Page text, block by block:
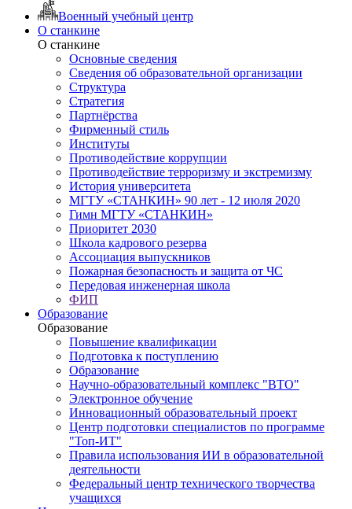
Военный учебный центр
О станкине
О станкине
Основные сведения
Сведения об образовательной организации
Структура
Стратегия
Партнёрства
Фирменный стиль
Институты
Противодействие коррупции
Противодействие терроризму и экстремизму
История университета
МГТУ «СТАНКИН» 90 лет - 12 июля 2020
Гимн МГТУ «СТАНКИН»
Приоритет 2030
Школа кадрового резерва
Ассоциация выпускников
Пожарная безопасность и защита от ЧС
Передовая инженерная школа
ФИП
Образование
Образование
Повышение квалификации
Подготовка к поступлению
Образование
Научно-образовательный комплекс "ВТО"
Электронное обучение
Инновационный образовательный проект
Центр подготовки специалистов по программе
"Топ-ИТ"
Правила использования ИИ в образовательной
деятельности
Федеральный центр технического творчества
учащихся